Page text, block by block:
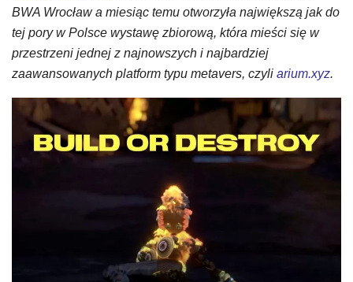
BWA Wrocław a miesiąc temu otworzyła największą jak do
tej pory w Polsce wystawę zbiorową, która mieści się w
przestrzeni jednej z najnowszych i najbardziej
zaawansowanych platform typu metavers, czyli arium.xyz.